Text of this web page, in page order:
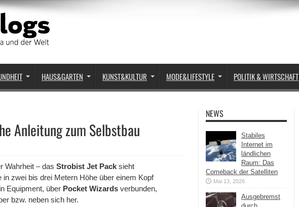
HAUS&GARTEN KUNST&KULTUR MODE&LIFESTYLE POLITIK & WIRTSCHAFT
Anleitung zum Selbstbau
Wahrheit – das Strobist Jet Pack sieht
zwei bis drei Metern Höhe über einem Kopf
Equipment, über Pocket Wizards verbunden,
bzw. neben sich her.
NEWS
Stabiles
Internet im
ländlichen
Raum: Das
Comeback der Satelliten
Mai 13, 2026
Ausgebremst